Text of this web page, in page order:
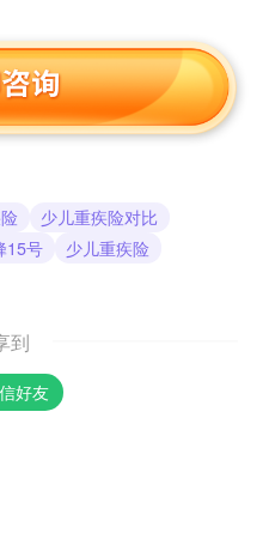
少儿重疾险对比
15号 少儿重疾险
到
好友